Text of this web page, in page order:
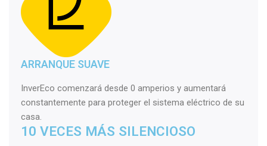
ARRANQUE SUAVE
InverEco comenzará desde 0 amperios y aumentará
constantemente para proteger el sistema eléctrico de su
casa.
10 VECES MÁS SILENCIOSO